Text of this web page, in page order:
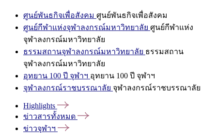
ศูนย์พันธกิจเพื่อสังคม ศูนย์พันธกิจเพื่อสังคม
ศูนย์กีฬาแห่งจุฬาลงกรณ์มหาวิทยาลัย ศูนย์กีฬาแห่ง
จุฬาลงกรณ์มหาวิทยาลัย
ธรรมสถานจุฬาลงกรณ์มหาวิทยาลัย ธรรมสถาน
จุฬาลงกรณ์มหาวิทยาลัย
อุทยาน 100 ปี จุฬาฯ อุทยาน 100 ปี จุฬาฯ
จุฬาลงกรณ์ราชบรรณาลัย จุฬาลงกรณ์ราชบรรณาลัย
Highlights
ข่าวสารทั้งหมด
ข่าวจุฬาฯ